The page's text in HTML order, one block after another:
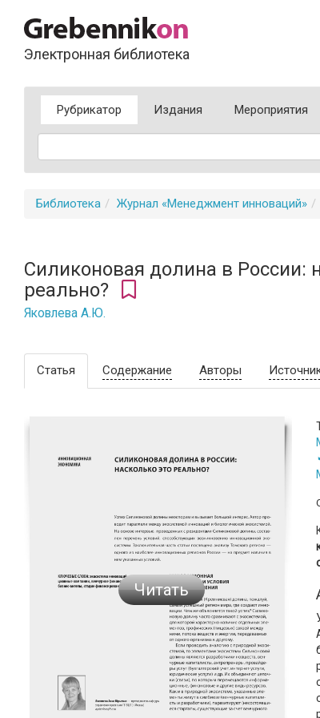
Электронная библиотека
Рубрикатор Издания Мероприятия
Библиотека Журнал «Менеджмент инноваций»
Силиконовая долина в России:
реально?
Яковлева А.Ю.
Статья Содержание Авторы
Читать